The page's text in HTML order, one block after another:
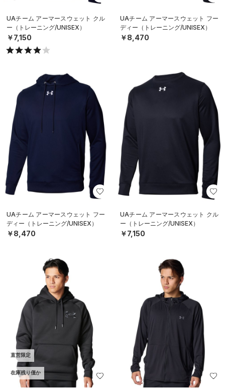
UAチーム アーマースウェット クル
ー（トレーニング/UNISEX）
￥7,150
UAチーム アーマースウェット フー
ディー（トレーニング/UNISEX）
￥8,470
UAチーム アーマースウェット フー
ディー（トレーニング/UNISEX）
￥8,470
UAチーム アーマースウェット クル
ー（トレーニング/UNISEX）
￥7,150
直営限定
在庫残り僅か